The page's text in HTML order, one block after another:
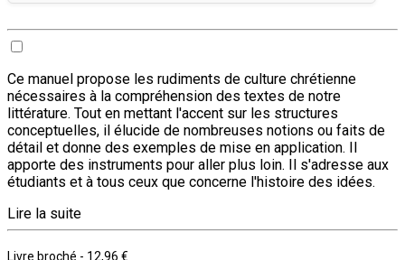
Ce manuel propose les rudiments de culture chrétienne
nécessaires à la compréhension des textes de notre
littérature. Tout en mettant l'accent sur les structures
conceptuelles, il élucide de nombreuses notions ou faits de
détail et donne des exemples de mise en application. Il
apporte des instruments pour aller plus loin. Il s'adresse aux
étudiants et à tous ceux que concerne l'histoire des idées.
Lire la suite
Livre broché - 12,96 €